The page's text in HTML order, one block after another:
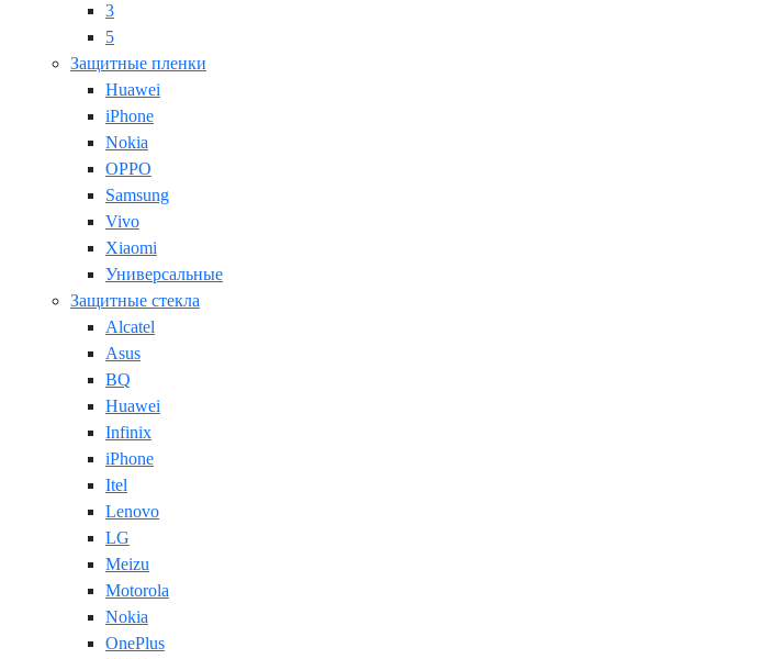
3
5
Защитные пленки
Huawei
iPhone
Nokia
OPPO
Samsung
Vivo
Xiaomi
Универсальные
Защитные стекла
Alcatel
Asus
BQ
Huawei
Infinix
iPhone
Itel
Lenovo
LG
Meizu
Motorola
Nokia
OnePlus